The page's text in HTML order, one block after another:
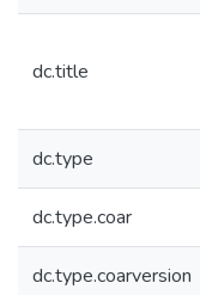
dc.title
dc.type
dc.type.coar
dc.type.coarversion